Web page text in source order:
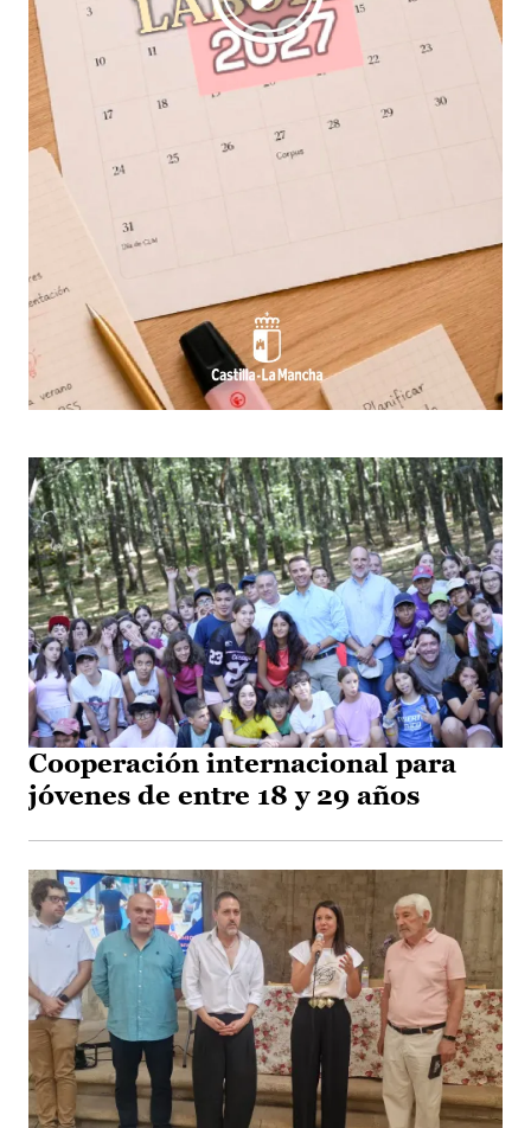
Cooperación internacional para
jóvenes de entre 18 y 29 años